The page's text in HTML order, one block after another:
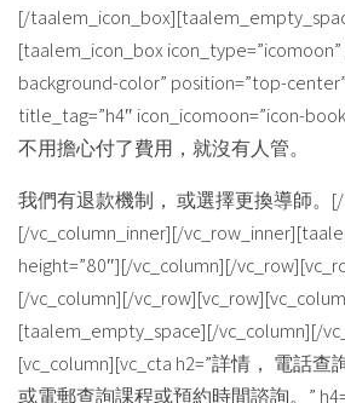
[/
[taalem_icon_box icon_type=”icomoon”
background-color” position=”top-
title_tag=”h4″ icon_icomoon=”icon-
不用擔心付了費用，就沒有人管。
我們有退款機制， 或選擇更換導師。
[/vc_column_inner][/
height=”80″][/vc_column][/
[/vc_column][/
[taalem_empty_space][/vc_column][/
[vc_column][vc_cta h2=”詳情， 電話查
或電郵查詢課程或預約時間諮詢。”